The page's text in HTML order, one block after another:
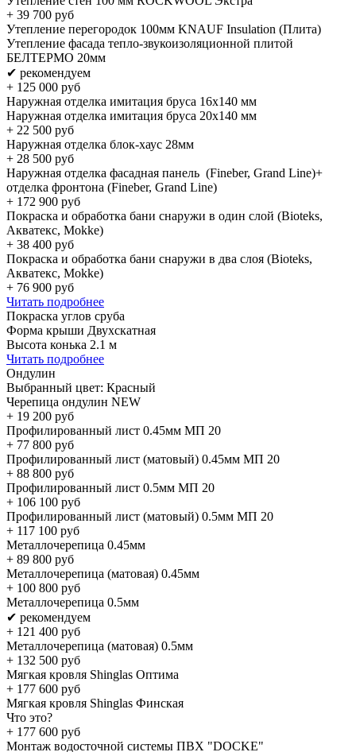
+ 39 700 руб
Утепление перегородок 100мм KNAUF Insulation (Плита)
Утепление фасада тепло-звукоизоляционной плитой
БЕЛТЕРМО 20мм
✔ рекомендуем
+ 125 000 руб
Наружная отделка имитация бруса 16х140 мм
Наружная отделка имитация бруса 20х140 мм
+ 22 500 руб
Наружная отделка блок-хаус 28мм
+ 28 500 руб
Наружная отделка фасадная панель (Fineber, Grand Line)+
отделка фронтона (Fineber, Grand Line)
+ 172 900 руб
Покраска и обработка бани снаружи в один слой (Bioteks,
Акватекс, Mokke)
+ 38 400 руб
Покраска и обработка бани снаружи в два слоя (Bioteks,
Акватекс, Mokke)
+ 76 900 руб
Читать подробнее
Покраска углов сруба
Форма крыши Двухскатная
Высота конька 2.1 м
Читать подробнее
Ондулин
Выбранный цвет: Красный
Черепица ондулин NEW
+ 19 200 руб
Профилированный лист 0.45мм МП 20
+ 77 800 руб
Профилированный лист (матовый) 0.45мм МП 20
+ 88 800 руб
Профилированный лист 0.5мм МП 20
+ 106 100 руб
Профилированный лист (матовый) 0.5мм МП 20
+ 117 100 руб
Металлочерепица 0.45мм
+ 89 800 руб
Металлочерепица (матовая) 0.45мм
+ 100 800 руб
Металлочерепица 0.5мм
✔ рекомендуем
+ 121 400 руб
Металлочерепица (матовая) 0.5мм
+ 132 500 руб
Мягкая кровля Shinglas Оптима
+ 177 600 руб
Мягкая кровля Shinglas Финская
Что это?
+ 177 600 руб
Монтаж водосточной системы ПВХ "DOCKE"